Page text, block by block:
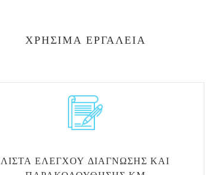
ΧΡΉΣΙΜΑ ΕΡΓΑΛΕΊΑ
ΛΊΣΤΑ ΕΛΈΓΧΟΥ ΔΙΆΓΝΩΣΗΣ ΚΑΙ